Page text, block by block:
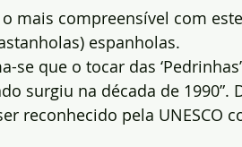
mais compreensível com
espanholas.
se que o tocar das
surgiu na década de 1990”.
reconhecido pela UNESCO